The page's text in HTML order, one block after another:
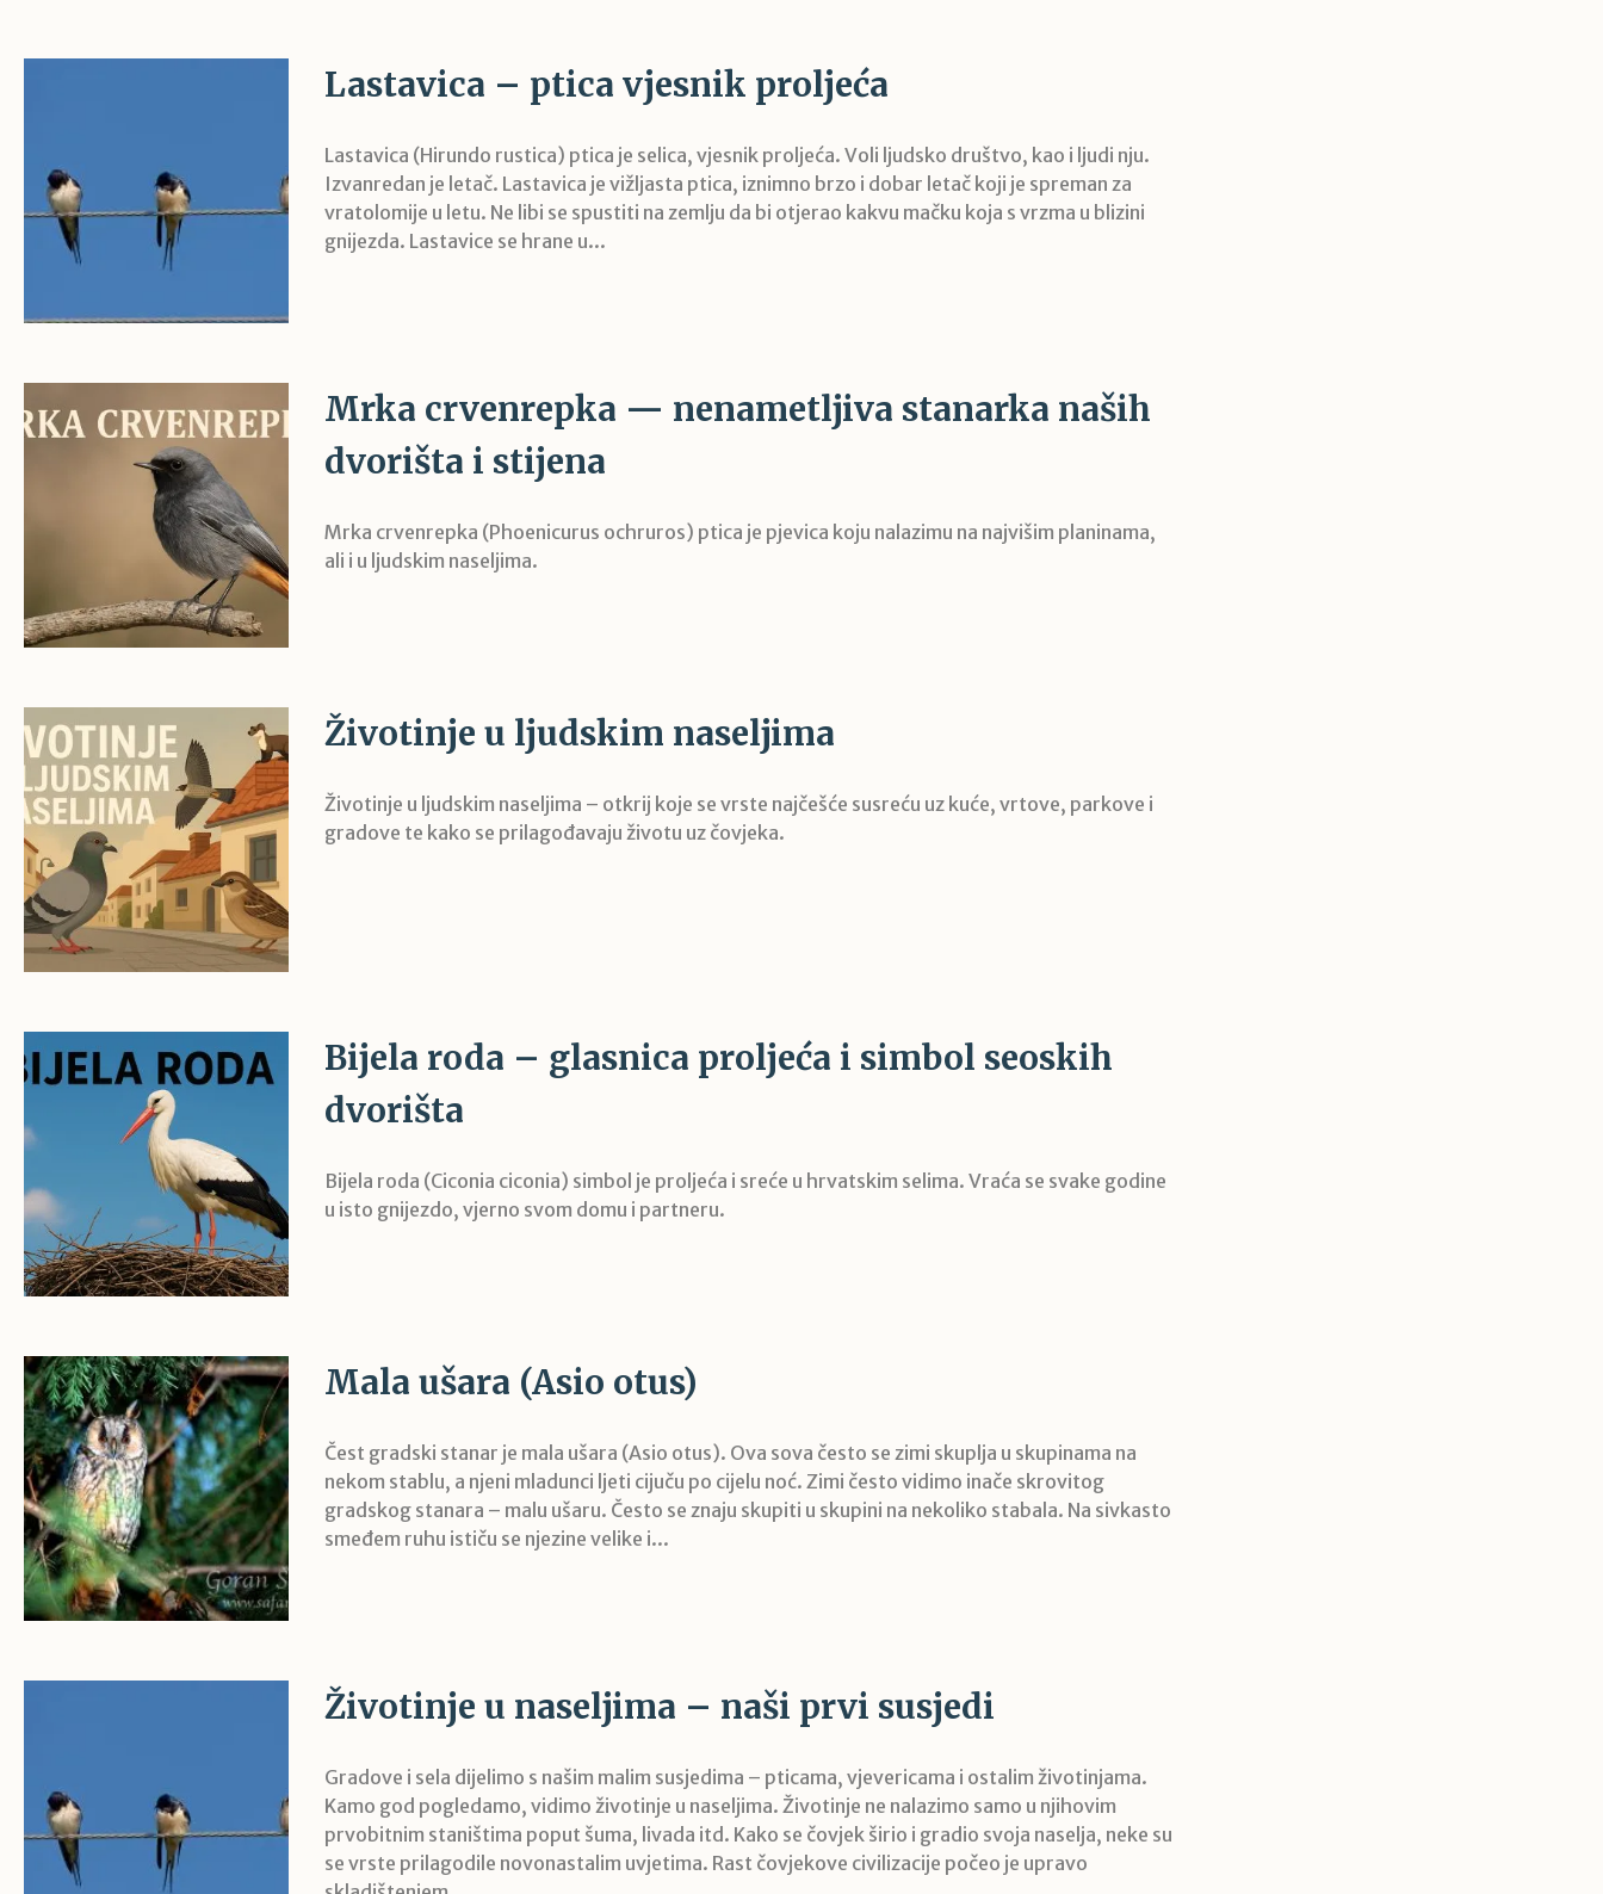
Lastavica – ptica vjesnik proljeća
Lastavica (Hirundo rustica) ptica je selica, vjesnik proljeća. Voli ljudsko društvo, kao i ljudi nju.
Izvanredan je letač. Lastavica je vižljasta ptica, iznimno brzo i dobar letač koji je spreman za
vratolomije u letu. Ne libi se spustiti na zemlju da bi otjerao kakvu mačku koja s vrzma u blizini
gnijezda. Lastavice se hrane u...
Mrka crvenrepka — nenametljiva stanarka naših
dvorišta i stijena
Mrka crvenrepka (Phoenicurus ochruros) ptica je pjevica koju nalazimu na najvišim planinama,
ali i u ljudskim naseljima.
Životinje u ljudskim naseljima
Životinje u ljudskim naseljima – otkrij koje se vrste najčešće susreću uz kuće, vrtove, parkove i
gradove te kako se prilagođavaju životu uz čovjeka.
Bijela roda – glasnica proljeća i simbol seoskih
dvorišta
Bijela roda (Ciconia ciconia) simbol je proljeća i sreće u hrvatskim selima. Vraća se svake godine
u isto gnijezdo, vjerno svom domu i partneru.
Mala ušara (Asio otus)
Čest gradski stanar je mala ušara (Asio otus). Ova sova često se zimi skuplja u skupinama na
nekom stablu, a njeni mladunci ljeti cijuču po cijelu noć. Zimi često vidimo inače skrovitog
gradskog stanara – malu ušaru. Često se znaju skupiti u skupini na nekoliko stabala. Na sivkasto
smeđem ruhu ističu se njezine velike i...
Životinje u naseljima – naši prvi susjedi
Gradove i sela dijelimo s našim malim susjedima – pticama, vjevericama i ostalim životinjama.
Kamo god pogledamo, vidimo životinje u naseljima. Životinje ne nalazimo samo u njihovim
prvobitnim staništima poput šuma, livada itd. Kako se čovjek širio i gradio svoja naselja, neke su
se vrste prilagodile novonastalim uvjetima. Rast čovjekove civilizacije počeo je upravo